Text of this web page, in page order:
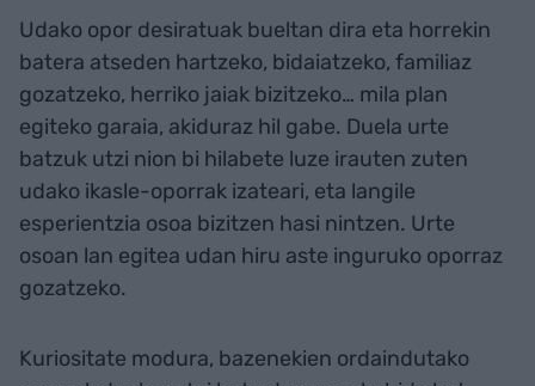
Udako opor desiratuak bueltan dira eta horrekin
batera atseden hartzeko, bidaiatzeko, familiaz
gozatzeko, herriko jaiak bizitzeko… mila plan
egiteko garaia, akiduraz hil gabe. Duela urte
batzuk utzi nion bi hilabete luze irauten zuten
udako ikasle-oporrak izateari, eta langile
esperientzia osoa bizitzen hasi nintzen. Urte
osoan lan egitea udan hiru aste inguruko oporraz
gozatzeko.
Kuriositate modura, bazenekien ordaindutako